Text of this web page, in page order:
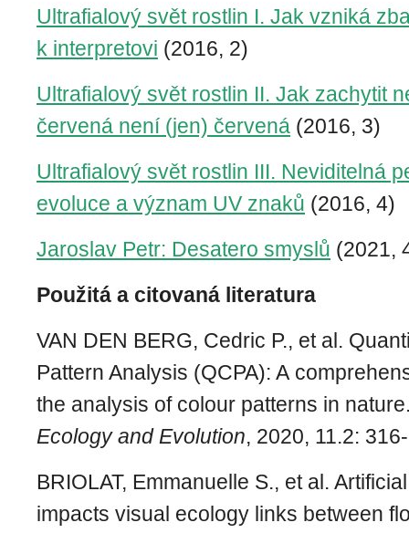
Ultrafialový svět rostlin I. Jak vzniká
k interpretovi (2016, 2)
Ultrafialový svět rostlin II. Jak zachytit
červená není (jen) červená (2016, 3)
Ultrafialový svět rostlin III. Neviditelná
evoluce a význam UV znaků (2016, 4)
Jaroslav Petr: Desatero smyslů (2021,
Použitá a citovaná literatura
VAN DEN BERG, Cedric P., et al.
Pattern Analysis (QCPA): A
the analysis of colour patterns in
Ecology and Evolution, 2020, 11.2:
BRIOLAT, Emmanuelle S., et al.
impacts visual ecology links between